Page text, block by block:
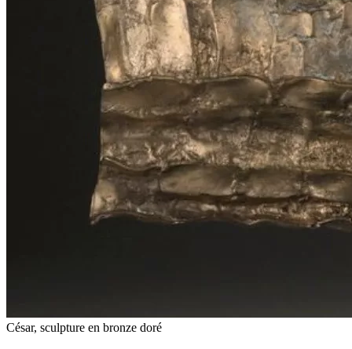
César, sculpture en bronze doré